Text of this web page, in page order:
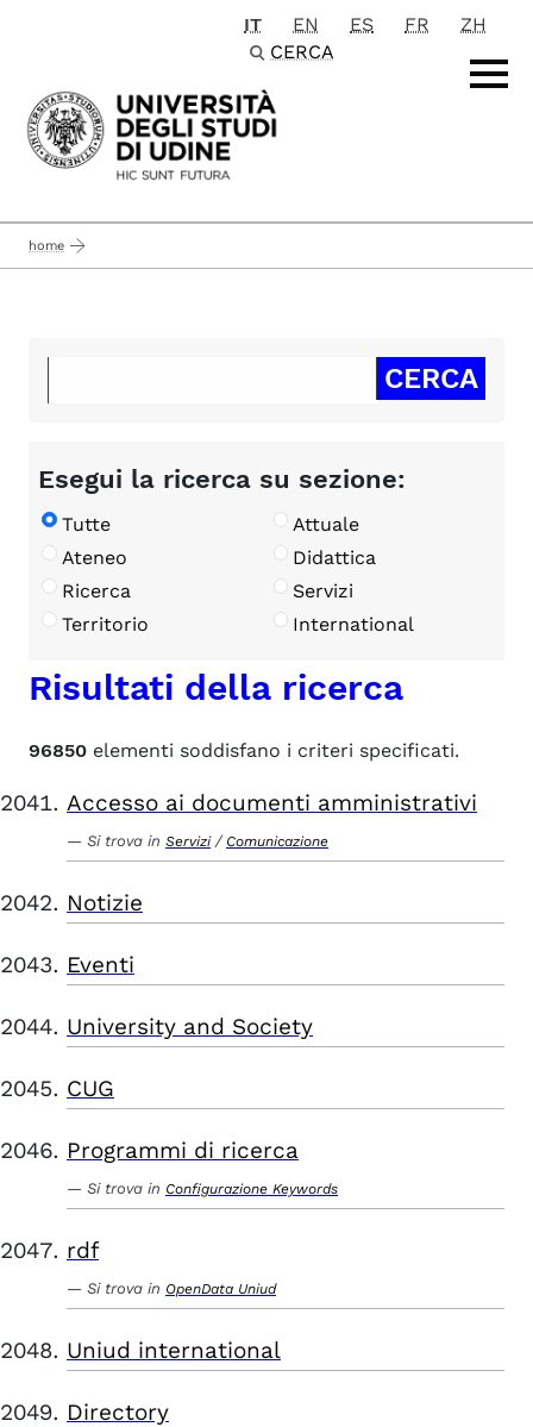
Passa al contenuto principale
IT EN ES FR
ZH
CERCA
home
Esegui la ricerca su sezione:
Tutte
Attuale
Ateneo
Didattica
Ricerca
Servizi
Territorio
International
Risultati della ricerca
96850 elementi soddisfano i criteri specificati.
Accesso ai documenti amministrativi
Si trova in Servizi / Comunicazione
Notizie
Eventi
University and Society
CUG
Programmi di ricerca
Si trova in Configurazione Keywords
rdf
Si trova in OpenData Uniud
Uniud international
Directory